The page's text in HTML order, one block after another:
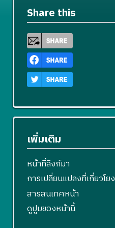
Share this
เพิ่มเติม
หน้าที่ลิงก์มา
การเปลี่ยนแปลงที่เกี่ยวโยง
สารสนเทศหน้า
ดูปูมของหน้านี้